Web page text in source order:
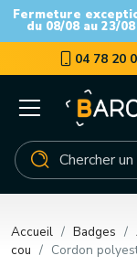
Fermeture
du 08/08 au 23/
04 78 20
Accueil Badges
cou
Cordon